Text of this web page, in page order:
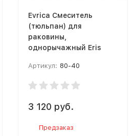
Evrica Смеситель
(тюльпан) для
раковины,
однорычажный Eris
Артикул: 80-40
3 120 руб.
Предзаказ